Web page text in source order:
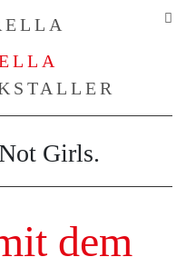
Girls.
dem